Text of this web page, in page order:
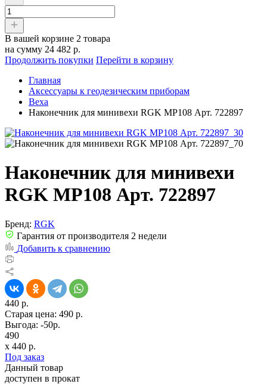
В вашей корзине 2 товара
на сумму 24 482 р.
Продолжить покупки Перейти в корзину
Главная
Аксессуары к геодезическим приборам
Веха
Наконечник для минивехи RGK MP108 Арт. 722897
Наконечник для минивехи
RGK MP108 Арт. 722897
Бренд: RGK
Гарантия от производителя 2 недели
Добавить к сравнению
440 р.
Старая цена: 490 р.
Выгода: -50р.
490
x 440 р.
Под заказ
Данный товар
доступен в прокат